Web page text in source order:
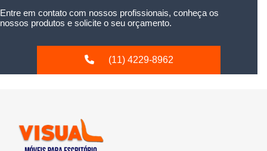
Entre em contato com nossos profissionais, conheça os
nossos produtos e solicite o seu orçamento.
(11) 4229-8962